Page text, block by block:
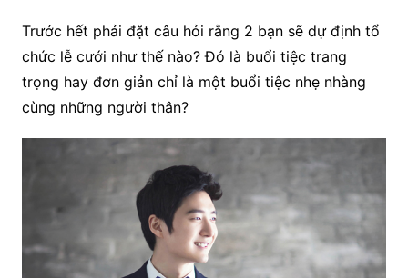
Trước hết phải đặt câu hỏi rằng 2 bạn sẽ dự định tổ
chức lễ cưới như thế nào? Đó là buổi tiệc trang
trọng hay đơn giản chỉ là một buổi tiệc nhẹ nhàng
cùng những người thân?